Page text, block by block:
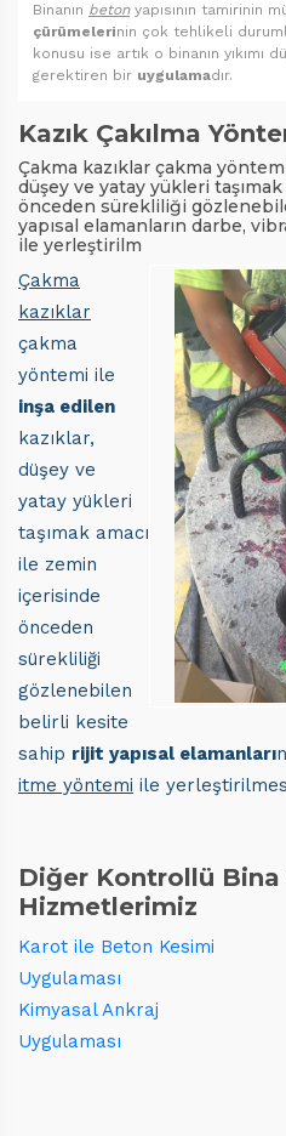
Binanın betonyapısının tamirinin
çürümelerinin çok tehlikeli
konusu ise artık o binanın yıkımı
gerektiren bir uygulamadır.
Kazık Çakılma
Çakma kazıklar çakma
düşey ve yatay yükleri
önceden sürekliliği
yapısal elamanların darbe,
ile yerleştirilm
Çakma
kazıklar
çakma
yöntemi ile
inşa edilen
kazıklar,
düşey ve
yatay yükleri
taşımak amacı
ile zemin
içerisinde
önceden
sürekliliği
gözlenebilen
belirli kesite
sahip rijit yapısal elamanların
itme yöntemi ile
Diğer Kontrollü Bina
Hizmetlerimiz
Karot ile Beton Kesimi
Uygulaması
Kimyasal Ankraj
Uygulaması